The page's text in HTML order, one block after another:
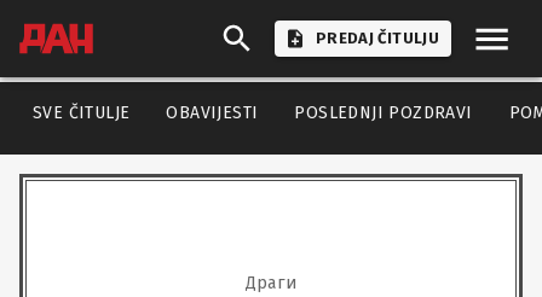
PREDAJ ČITULJU
SVE ČITULJE OBAVIJESTI POSLEDNJI POZDRAVI
Драги